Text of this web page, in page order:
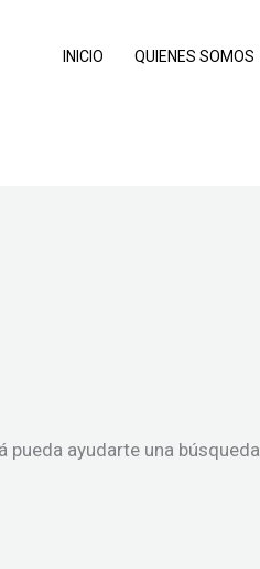
INICIO QUIENES SOMOS
ayudarte una búsqueda.